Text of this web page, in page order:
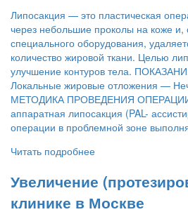
Липосакция — это пластическая
через небольшие проколы на коже
специального оборудования,
количество жировой ткани. Целью
улучшение контуров тела.
Локальные жировые отложения —
МЕТОДИКА ПРОВЕДЕНИЯ ОПЕРАЦИИ
аппаратная липосакция (PAL-
операции в проблемной зоне
Читать подробнее
Увеличение
клинике в Москве